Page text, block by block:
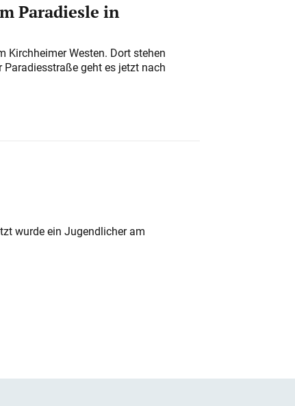
Paradiesle in
Kirchheimer Westen. Dort stehen
Paradiesstraße geht es jetzt nach
wurde ein Jugendlicher am